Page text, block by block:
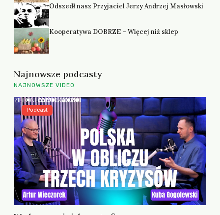
Odszedł nasz Przyjaciel Jerzy Andrzej Masłowski
Kooperatywa DOBRZE – Więcej niż sklep
Najnowsze podcasty
NAJNOWSZE VIDEO
Podcast